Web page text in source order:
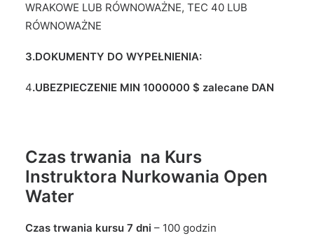
WRAKOWE LUB RÓWNOWAŻNE, TEC 40 LUB
RÓWNOWAŻNE
3.DOKUMENTY DO WYPEŁNIENIA:
4.UBEZPIECZENIE MIN 1000000 $ zalecane DAN
Czas trwania na Kurs
Instruktora Nurkowania Open
Water
Czas trwania kursu 7 dni – 100 godzin